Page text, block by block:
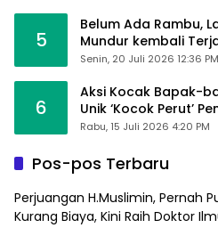
5
Belum Ada Rambu,
Mundur kembali
Sumpallabbu
Senin, 20 Juli 2026 12:36 PM
6
Aksi Kocak Bapak-
Unik ‘Kocok Perut’
Alfamart, Ngaku
Rabu, 15 Juli 2026 4:20 PM
Pos-pos Terbaru
Perjuangan H.Muslimin, Pernah
Kurang Biaya, Kini Raih Doktor